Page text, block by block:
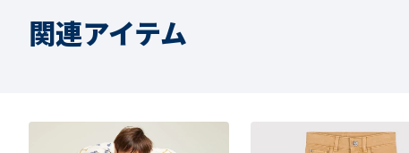
関連アイテム